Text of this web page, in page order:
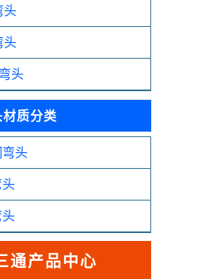
头
头
头
质分类
头
通产品中心